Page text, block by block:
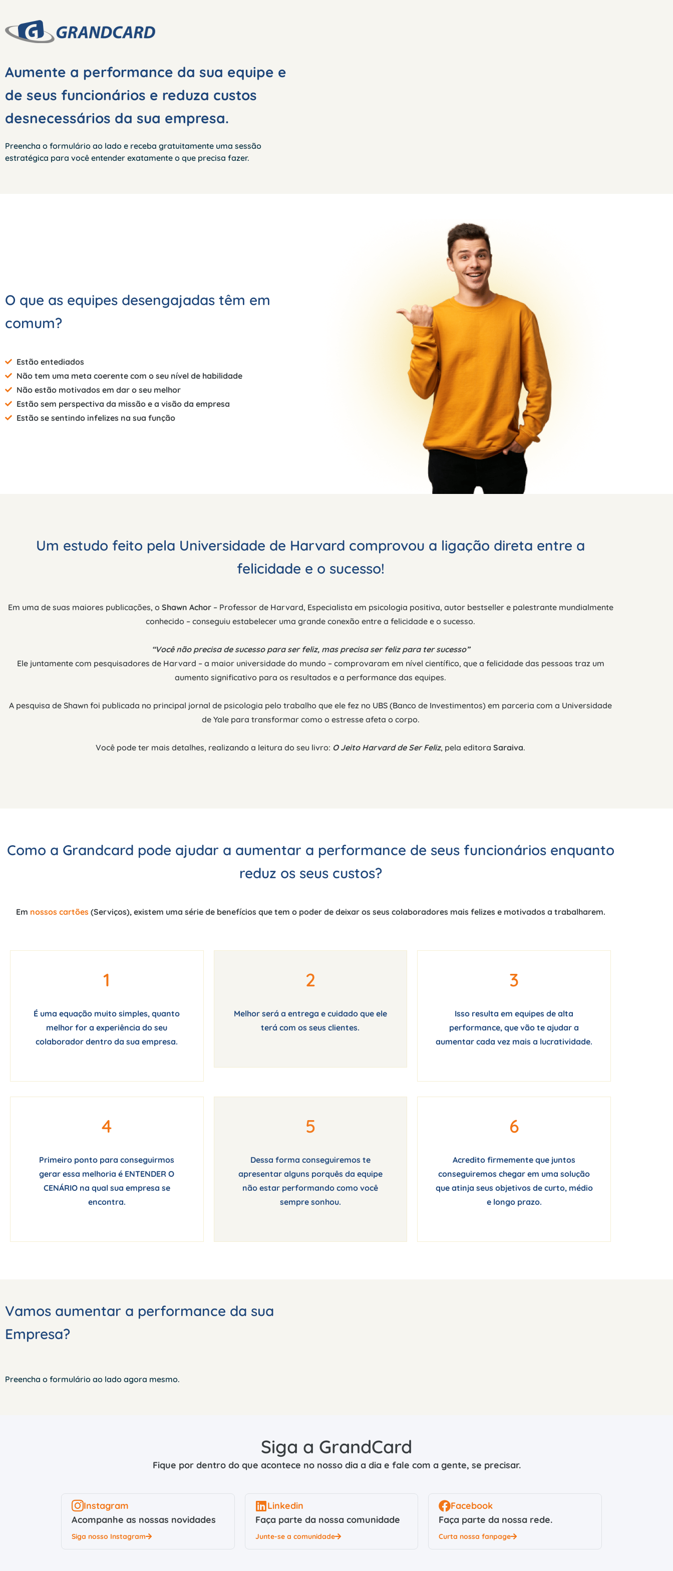
para
Aumente a performance da sua equipe e
de seus funcionários e reduza custos
desnecessários da sua empresa.
Preencha o formulário ao lado e receba gratuitamente uma sessão
estratégica para você entender exatamente o que precisa fazer.
O que as equipes desengajadas têm em
comum?
Estão entediados
Não tem uma meta coerente com o seu nível de habilidade
Não estão motivados em dar o seu melhor
Estão sem perspectiva da missão e a visão da empresa
Estão se sentindo infelizes na sua função
Um estudo feito pela Universidade de Harvard comprovou a ligação direta entre a
felicidade e o sucesso!
Em uma de suas maiores publicações, o Shawn Achor– Professor de Harvard, Especialista em psicologia positiva, autor bestseller e palestrante mundialmente
conhecido – conseguiu estabelecer uma grande conexão entre a felicidade e o sucesso.
“Você não precisa de sucesso para ser feliz, mas precisa ser feliz para ter sucesso”
Ele juntamente com pesquisadores de Harvard – a maior universidade do mundo – comprovaram em nível científico, que a felicidade das pessoas traz um
aumento significativo para os resultados e a performance das equipes.
A pesquisa de Shawn foi publicada no principal jornal de psicologia pelo trabalho que ele fez no UBS (Banco de Investimentos) em parceria com a Universidade
de Yale para transformar como o estresse afeta o corpo.
Você pode ter mais detalhes, realizando a leitura do seu livro: O Jeito Harvard de Ser Feliz, pela editora Saraiva.
Como a Grandcard pode ajudar a aumentar a performance de seus funcionários enquanto
reduz os seus custos?
Em nossos cartões(Serviços), existem uma série de benefícios que tem o poder de deixar os seus colaboradores mais felizes e motivados a trabalharem.
1
É uma equação muito simples, quanto
melhor for a experiência do seu
colaborador dentro da sua empresa.
2
Melhor será a entrega e cuidado que ele
terá com os seus clientes.
3
Isso resulta em equipes de alta
performance, que vão te ajudar a
aumentar cada vez mais a lucratividade.
4
Primeiro ponto para conseguirmos
gerar essa melhoria é ENTENDER O
CENÁRIO na qual sua empresa se
encontra.
5
Dessa forma conseguiremos te
apresentar alguns porquês da equipe
não estar performando como você
sempre sonhou.
6
Acredito firmemente que juntos
conseguiremos chegar em uma solução
que atinja seus objetivos de curto, médio
e longo prazo.
Vamos aumentar a performance da sua
Empresa?
Preencha o formulário ao lado agora mesmo.
Siga a GrandCard
Fique por dentro do que acontece no nosso dia a dia e fale com a gente, se precisar.
Instagram
Acompanhe as nossas novidades
Siga nosso Instagram
Linkedin
Faça parte da nossa comunidade
Junte-se a comunidade
Facebook
Faça parte da nossa rede.
Curta nossa fanpage